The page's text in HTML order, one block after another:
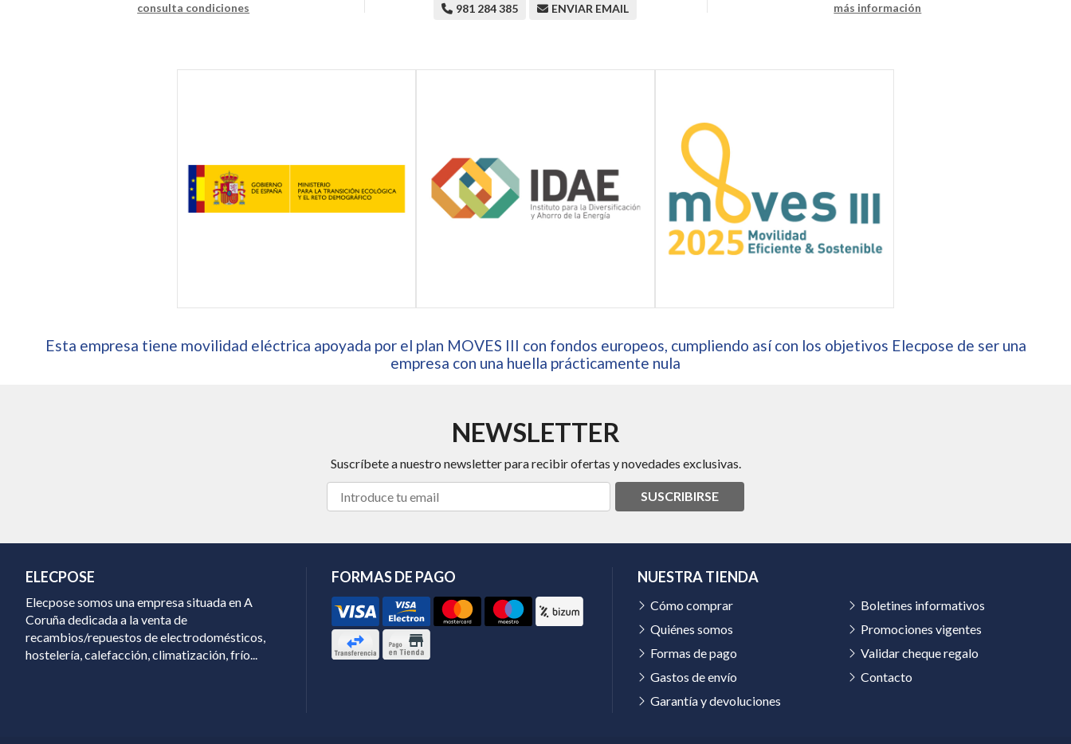
consulta condiciones 981 284 385 ENVIAR EMAIL más información
Esta empresa tiene movilidad eléctrica apoyada por el plan MOVES III con fondos europeos, cumpliendo así con los objetivos Elecpose de ser una
empresa con una huella prácticamente nula
NEWSLETTER
Suscríbete a nuestro newsletter para recibir ofertas y novedades exclusivas.
SUSCRIBIRSE
ELECPOSE
Elecpose somos una empresa situada en A
Coruña dedicada a la venta de
recambios/repuestos de electrodomésticos,
hostelería, calefacción, climatización, frío...
FORMAS DE PAGO NUESTRA TIENDA
Cómo comprar
Quiénes somos
Formas de pago
Gastos de envío
Garantía y devoluciones
Boletines informativos
Promociones vigentes
Validar cheque regalo
Contacto